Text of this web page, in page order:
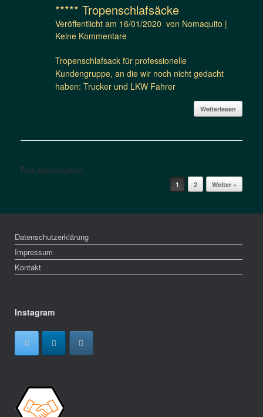
***** Tropenschlafsäcke
Veröffentlicht am 16/01/2020 von Nomaquito |
Keine Kommentare
Tropenschlafsack für professionelle
Kundengruppe, an die wir noch nicht gedacht
haben: Trucker und LKW Fahrer
Weiterlesen
Beitragsnavigation
1 2 Weiter »
Datenschutzerklärung
Impressum
Kontakt
Instagram